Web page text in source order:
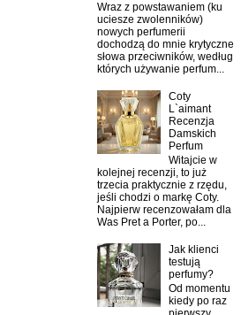
Wraz z powstawaniem (ku
uciesze zwolenników)
nowych perfumerii
dochodzą do mnie krytyczne
słowa przeciwników, według
których używanie perfum...
Coty
L`aimant
Recenzja
Damskich
Perfum
Witajcie w
kolejnej recenzji, to już
trzecia praktycznie z rzędu,
jeśli chodzi o markę Coty.
Najpierw recenzowałam dla
Was Pret a Porter, po...
Jak klienci
testują
perfumy?
Od momentu
kiedy po raz